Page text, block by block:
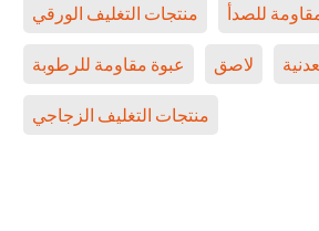
منتجات التغليف الورقي للصدأ
عبوة مقاومة للرطوبة لاصق
منتجات التغليف الزجاجي